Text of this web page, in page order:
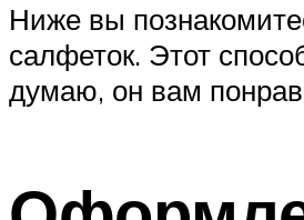
Ниже вы
салфеток. Этот
думаю, он вам